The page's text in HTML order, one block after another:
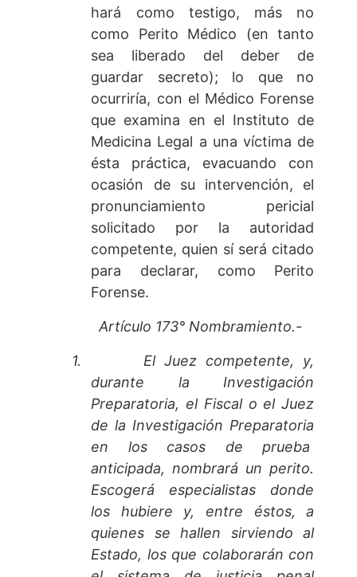
hará como testigo, más no
como Perito Médico (en tanto
sea liberado del deber de
guardar secreto); lo que no
ocurriría, con el Médico Forense
que examina en el Instituto de
Medicina Legal a una víctima de
ésta práctica, evacuando con
ocasión de su intervención, el
pronunciamiento pericial
solicitado por la autoridad
competente, quien sí será citado
para declarar, como Perito
Forense.
Artículo 173° Nombramiento.-
1.
El Juez competente, y,
durante la Investigación
Preparatoria, el Fiscal o el Juez
de la Investigación Preparatoria
en los casos de prueba
anticipada, nombrará un perito.
Escogerá especialistas donde
los hubiere y, entre éstos, a
quienes se hallen sirviendo al
Estado, los que colaborarán con